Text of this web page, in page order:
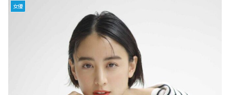
女優